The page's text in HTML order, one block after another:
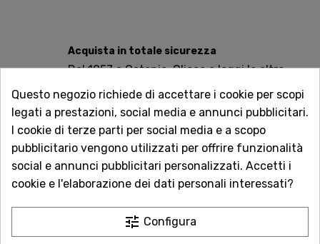
Acquista in totale sicurezza
Dal 1957 a Catania. Clicca e leggi le oltre
1.000 recensioni dei nostri clienti.
Spedizioni rapide
Consegna in tutta Italia in 5 giorni
dall'ordine
Servizio Clienti sempre con te
Contattaci online oppure chiama per
qualsiasi informazione.
Questo negozio richiede di accettare i cookie per scopi
legati a prestazioni, social media e annunci pubblicitari.
I cookie di terze parti per social media e a scopo
pubblicitario vengono utilizzati per offrire funzionalità
social e annunci pubblicitari personalizzati. Accetti i
cookie e l'elaborazione dei dati personali interessati?
tune Configura